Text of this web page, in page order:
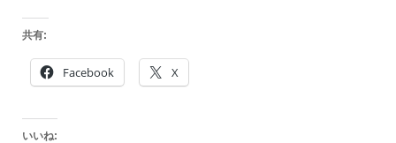
共有:
Facebook X
いいね: